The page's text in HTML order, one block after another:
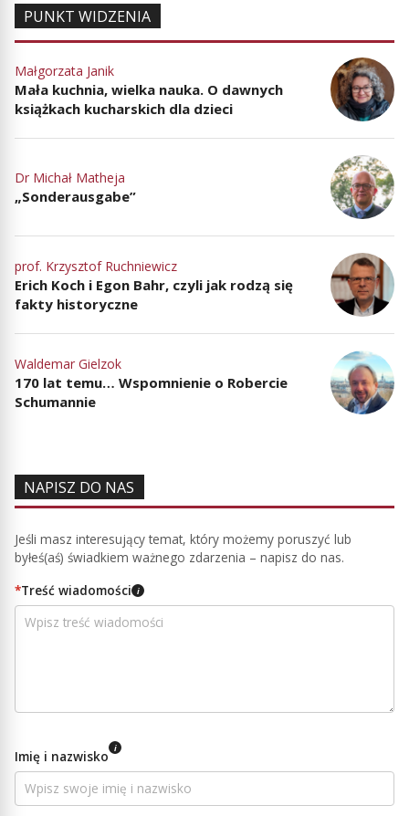
PUNKT WIDZENIA
Małgorzata Janik
Mała kuchnia, wielka nauka. O dawnych
książkach kucharskich dla dzieci
Dr Michał Matheja
„Sonderausgabe”
prof. Krzysztof Ruchniewicz
Erich Koch i Egon Bahr, czyli jak rodzą się
fakty historyczne
Waldemar Gielzok
170 lat temu… Wspomnienie o Robercie
Schumannie
NAPISZ DO NAS
Jeśli masz interesujący temat, który możemy poruszyć lub
byłeś(aś) świadkiem ważnego zdarzenia – napisz do nas.
*Treść wiadomości i
Imię i nazwisko i